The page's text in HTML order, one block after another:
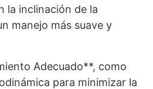
la inclinación de la
manejo más suave y
Adecuado**, como
para minimizar la